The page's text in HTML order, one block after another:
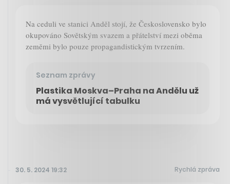
Na ceduli ve stanici Anděl stojí, že Československo bylo
okupováno Sovětským svazem a přátelství mezi oběma
zeměmi bylo pouze propagandistickým tvrzením.
Seznam zprávy
Plastika Moskva–Praha na Andělu už
má vysvětlující tabulku
30. 5. 2024 19:32 Rychlá zpráva